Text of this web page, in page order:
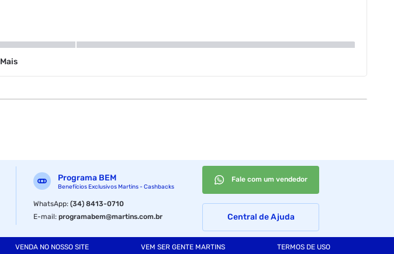
Mais
Programa BEM
Benefícios Exclusivos Martins - Cashbacks
WhatsApp:(34) 8413-0710
E-mail:programabem@martins.com.br
Fale com um vendedor
Central de Ajuda
VENDA NO NOSSO SITE VEM SER GENTE MARTINS TERMOS DE USO